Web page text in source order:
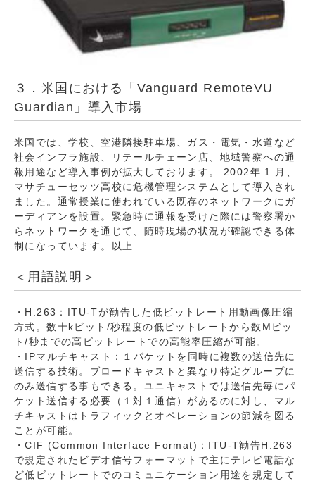
３．米国における「Vanguard RemoteVU
Guardian」導入市場
米国では、学校、空港隣接駐車場、ガス・電気・水道など
社会インフラ施設、リテールチェーン店、地域警察への通
報用途など導入事例が拡大しております。 2002年 1 月、
マサチューセッツ高校に危機管理システムとして導入され
ました。通常授業に使われている既存のネットワークにガ
ーディアンを設置。緊急時に通報を受けた際には警察署か
らネットワークを通じて、随時現場の状況が確認できる体
制になっています。以上
＜用語説明＞
・H.263：ITU-Tが勧告した低ビットレート用動画像圧縮
方式。数十kビット/秒程度の低ビットレートから数Mビッ
ト/秒までの高ビットレートでの高能率圧縮が可能。
・IPマルチキャスト：１パケットを同時に複数の送信先に
送信する技術。ブロードキャストと異なり特定グループに
のみ送信する事もできる。ユニキャストでは送信先毎にパ
ケット送信する必要（１対１通信）があるのに対し、マル
チキャストはトラフィックとオペレーションの節減を図る
ことが可能。
・CIF (Common Interface Format)：ITU-T勧告H.263
で規定されたビデオ信号フォーマットで主にテレビ電話な
ど低ビットレートでのコミュニケーション用途を規定して